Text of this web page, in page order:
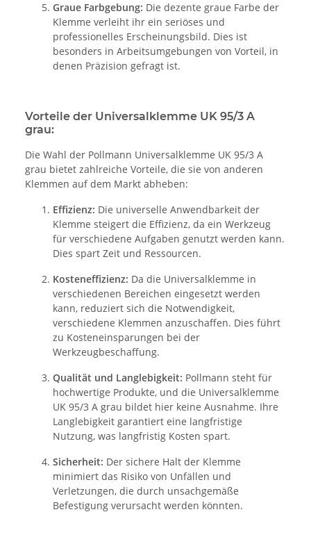
Graue Farbgebung: Die dezente graue Farbe der
Klemme verleiht ihr ein seriöses und
professionelles Erscheinungsbild. Dies ist
besonders in Arbeitsumgebungen von Vorteil, in
denen Präzision gefragt ist.
Vorteile der Universalklemme UK 95/3 A
grau:
Die Wahl der Pollmann Universalklemme UK 95/3 A
grau bietet zahlreiche Vorteile, die sie von anderen
Klemmen auf dem Markt abheben:
Effizienz: Die universelle Anwendbarkeit der
Klemme steigert die Effizienz, da ein Werkzeug
für verschiedene Aufgaben genutzt werden kann.
Dies spart Zeit und Ressourcen.
Kosteneffizienz: Da die Universalklemme in
verschiedenen Bereichen eingesetzt werden
kann, reduziert sich die Notwendigkeit,
verschiedene Klemmen anzuschaffen. Dies führt
zu Kosteneinsparungen bei der
Werkzeugbeschaffung.
Qualität und Langlebigkeit: Pollmann steht für
hochwertige Produkte, und die Universalklemme
UK 95/3 A grau bildet hier keine Ausnahme. Ihre
Langlebigkeit garantiert eine langfristige
Nutzung, was langfristig Kosten spart.
Sicherheit: Der sichere Halt der Klemme
minimiert das Risiko von Unfällen und
Verletzungen, die durch unsachgemäße
Befestigung verursacht werden könnten.